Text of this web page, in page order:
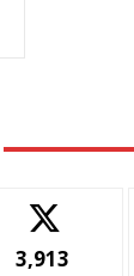
3,913